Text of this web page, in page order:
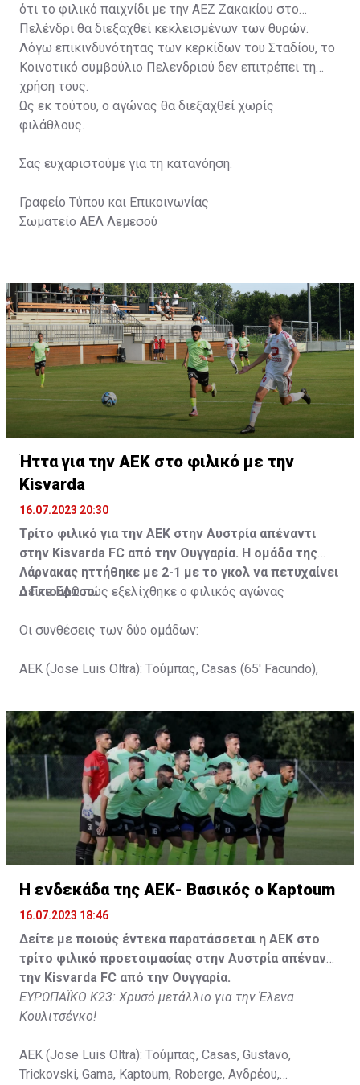
ότι το φιλικό παιχνίδι με την ΑΕΖ Ζακακίου στο
Πελένδρι θα διεξαχθεί κεκλεισμένων των θυρών.
Λόγω επικινδυνότητας των κερκίδων του Σταδίου, το
Κοινοτικό συμβούλιο Πελενδριού δεν επιτρέπει τη
χρήση τους.
Ως εκ τούτου, ο αγώνας θα διεξαχθεί χωρίς
φιλάθλους.
Σας ευχαριστούμε για τη κατανόηση.
Γραφείο Τύπου και Επικοινωνίας
Σωματείο ΑΕΛ Λεμεσού
Ήττα για την ΑΕΚ στο φιλικό με την
Kisvarda
16.07.2023 20:30
Τρίτο φιλικό για την ΑΕΚ στην Αυστρία απέναντι
στην Kisvarda FC από την Ουγγαρία. Η ομάδα της
Λάρνακας ηττήθηκε με 2-1 με το γκολ να πετυχαίνει
ο Γκιούρτσο.
ΔείτεΕΔΩπώς εξελίχθηκε ο φιλικός αγώνας
Οι συνθέσεις των δύο ομάδων:
ΑΕΚ (Jose Luis Oltra): Tούμπας, Casas (65' Facundo),
Tomovic), Aνδρέου (65' Angel) , Κωνσταντή (65' Sol),
Τζιωρτζής (65' Faraj), Κατελάρης (65' Milicevic).
Στον πάγκο: Piric, Στυλιανίδης, Tomovic, Καψής, Sol,
Faraj, Lopes, Angel, Milicevic, Pons, Εγγλέζου, Facundo,
Gonzalez, Guyrcso, Μάμας.
Κisvarda FC (Milos Kruscic): Kovacs, Navratil, Raul, Szor,
Lippai, Alic, Kormendi, Makowski, Czekus, Ilievski,
Spasic.
Στον πάγκο: Petkovic, Cipetic, Kovasic, Jovicic, Szeles,
Vida, Otvos, Lucas, Camas, Mesanovic.
H ενδεκάδα της ΑΕΚ- Βασικός ο Kaptoum
16.07.2023 18:46
Δείτε με ποιούς έντεκα παρατάσσεται η ΑΕΚ στο
τρίτο φιλικό προετοιμασίας στην Αυστρία απέναντι
την Kisvarda FC από την Ουγγαρία.
ΕΥΡΩΠΑΪΚΟ Κ23: Χρυσό μετάλλιο για την Έλενα
Κουλιτσένκο!
ΑΕΚ (Jose Luis Oltra): Tούμπας, Casas, Gustavo,
Trickovski, Gama, Κaptoum, Roberge, Aνδρέου,